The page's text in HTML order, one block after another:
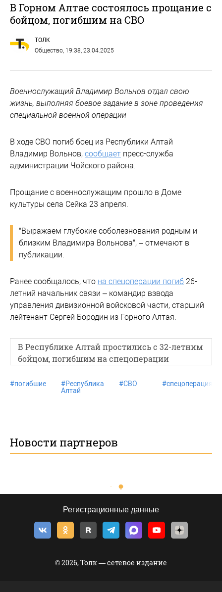
В Горном Алтае состоялось прощание с
бойцом, погибшим на СВО
ТОЛК
Общество , 19:38, 23.04.2025
Военнослужащий Владимир Вольнов отдал свою
жизнь, выполняя боевое задание в зоне проведения
специальной военной операции
В ходе СВО погиб боец из Республики Алтай
Владимир Вольнов, сообщает пресс-служба
администрации Чойского района.
Прощание с военнослужащим прошло в Доме
культуры села Сейка 23 апреля.
"Выражаем глубокие соболезнования родным и
близким Владимира Вольнова", – отмечают в
публикации.
Ранее сообщалось, что на спецоперации погиб 26-
летний начальник связи – командир взвода
управления дивизионной войсковой части, старший
лейтенант Сергей Бородин из Горного Алтая.
В Республике Алтай простились с 32-летним
бойцом, погибшим на спецоперации
#погибшие #Республика
Алтай
#СВО #спецоперация
Новости партнеров
Регистрационные данные
© 2026, Толк — сетевое издание